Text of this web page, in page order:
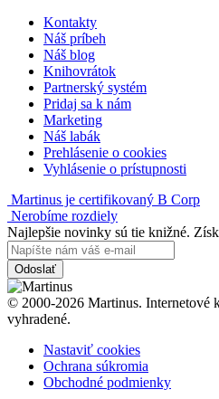
Kontakty
Náš príbeh
Náš blog
Knihovrátok
Partnerský systém
Pridaj sa k nám
Marketing
Náš labák
Prehlásenie o cookies
Vyhlásenie o prístupnosti
Martinus je certifikovaný B Corp
Nerobíme rozdiely
Najlepšie novinky sú tie knižné.
Odoslať
© 2000-2026 Martinus. Internetové
vyhradené.
Nastaviť cookies
Ochrana súkromia
Obchodné podmienky